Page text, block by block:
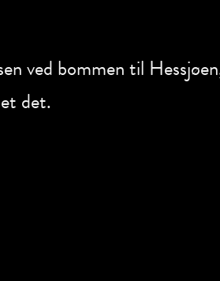
ved bommen til
det.